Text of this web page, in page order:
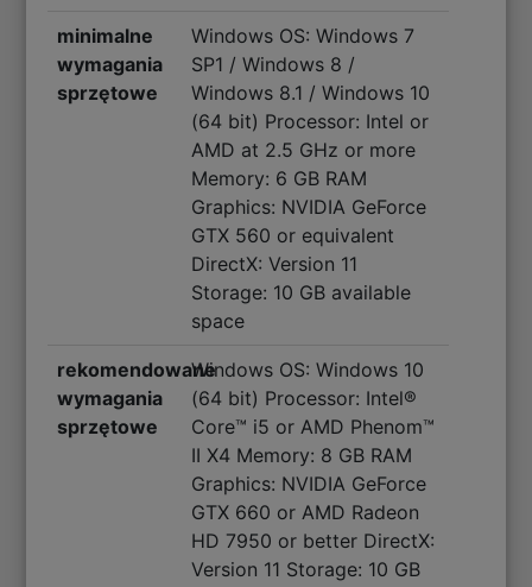
minimalne
wymagania
sprzętowe
Windows OS: Windows 7
SP1 / Windows 8 /
Windows 8.1 / Windows 10
(64 bit) Processor: Intel or
AMD at 2.5 GHz or more
Memory: 6 GB RAM
Graphics: NVIDIA GeForce
GTX 560 or equivalent
DirectX: Version 11
Storage: 10 GB available
space
rekomendowane
wymagania
sprzętowe
Windows OS: Windows 10
(64 bit) Processor: Intel®
Core™ i5 or AMD Phenom™
II X4 Memory: 8 GB RAM
Graphics: NVIDIA GeForce
GTX 660 or AMD Radeon
HD 7950 or better DirectX:
Version 11 Storage: 10 GB